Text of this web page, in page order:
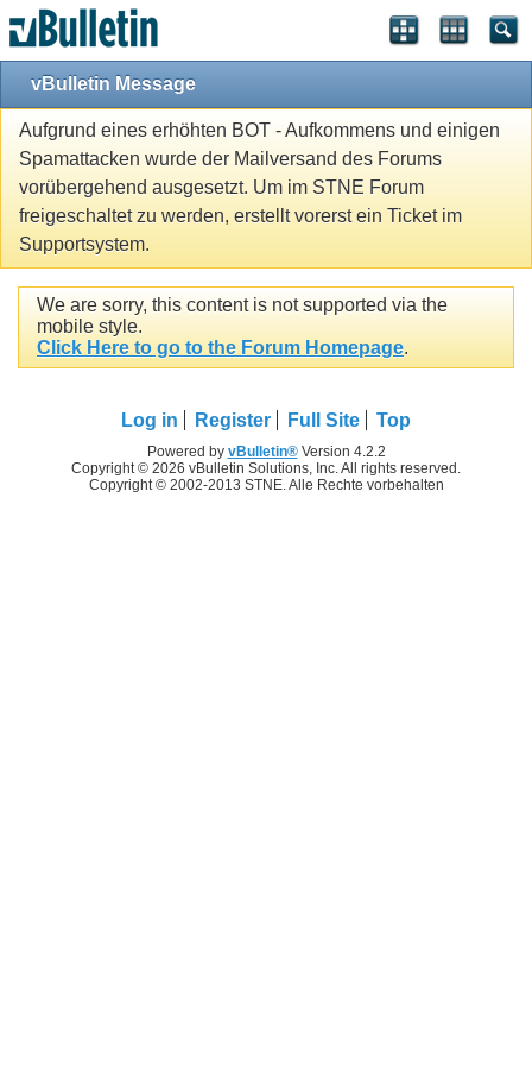
vBulletin Message
Aufgrund eines erhöhten BOT - Aufkommens und einigen
Spamattacken wurde der Mailversand des Forums
vorübergehend ausgesetzt. Um im STNE Forum
freigeschaltet zu werden, erstellt vorerst ein Ticket im
Supportsystem.
We are sorry, this content is not supported via the
mobile style.
Click Here to go to the Forum Homepage.
Log in Register Full Site Top
Powered by vBulletin®Version 4.2.2
Copyright © 2026 vBulletin Solutions, Inc. All rights reserved.
Copyright © 2002-2013 STNE. Alle Rechte vorbehalten